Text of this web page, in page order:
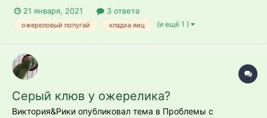
21 января, 2021 3 ответа
ожереловый попугай кладка яиц (и ещё 1 )
Серый клюв у ожерелика?
Виктория&Рики опубликовал тема в Проблемы с